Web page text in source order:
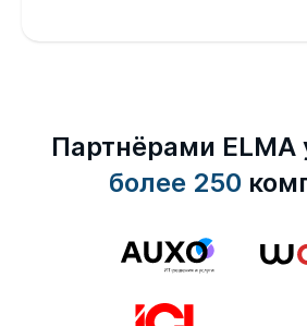
Партнёрами ELMA
более 250